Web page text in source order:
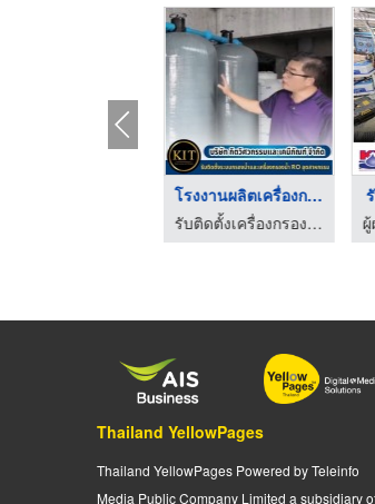
โรงงานผลิตเครื่องกรอ ...
รับติดตั้งเครื่องกรองน้ำอุตสาหกรรม
Thailand YellowPages
Thailand YellowPages Powered by Teleinfo
Media Public Company Limited a subsidiary